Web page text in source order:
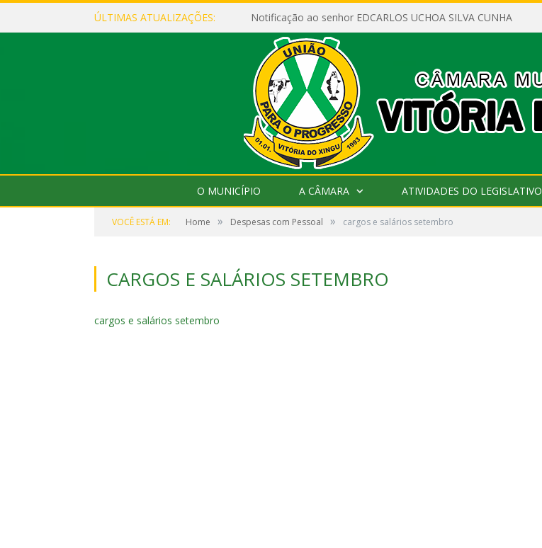
ÚLTIMAS ATUALIZAÇÕES: Notificação ao senhor EDCARLOS UCHOA SILVA CUNHA
O MUNICÍPIO A CÂMARA ATIVIDADES DO LEGISLATIVO
VOCÊ ESTÁ EM: Home » Despesas com Pessoal » cargos e salários setembro
CARGOS E SALÁRIOS SETEMBRO
cargos e salários setembro